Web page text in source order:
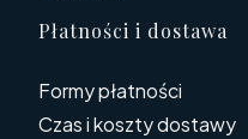
Płatności i dostawa
Formy płatności
Czas i koszty dostawy